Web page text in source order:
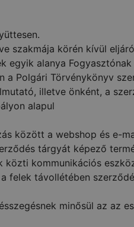
szakmája körén kívül
egyik alanya Fogyasztónak
a Polgári Törvénykönyv
illetve önként, a
alapul
között a webshop és e-
tárgyát képező
kommunikációs
felek távollétében
minősül az az